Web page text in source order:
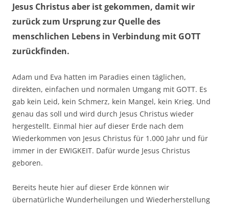
Jesus Christus aber ist gekommen, damit wir
zurück zum Ursprung zur Quelle des
menschlichen Lebens in Verbindung mit GOTT
zurückfinden.
Adam und Eva hatten im Paradies einen täglichen,
direkten, einfachen und normalen Umgang mit GOTT. Es
gab kein Leid, kein Schmerz, kein Mangel, kein Krieg. Und
genau das soll und wird durch Jesus Christus wieder
hergestellt. Einmal hier auf dieser Erde nach dem
Wiederkommen von Jesus Christus für 1.000 Jahr und für
immer in der EWIGKEIT. Dafür wurde Jesus Christus
geboren.
Bereits heute hier auf dieser Erde können wir
übernatürliche Wunderheilungen und Wiederherstellung